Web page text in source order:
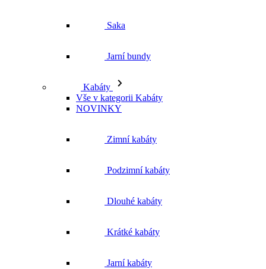
Saka
Jarní bundy
Kabáty
Vše v kategorii Kabáty
NOVINKY
Zimní kabáty
Podzimní kabáty
Dlouhé kabáty
Krátké kabáty
Jarní kabáty